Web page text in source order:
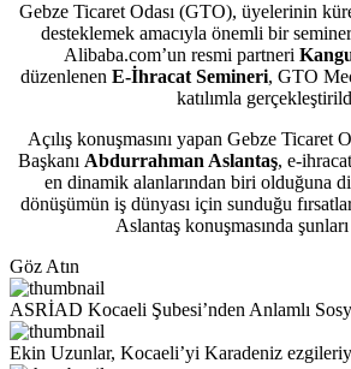
Gebze Ticaret Odası (GTO), üyelerinin
desteklemek amacıyla önemli bir
Alibaba.com’un resmi partneri
düzenlenen E-İhracat Semineri, GTO
katılımla
Açılış konuşmasını yapan Gebze Ticaret
Başkanı Abdurrahman Aslantaş, e-
en dinamik alanlarından biri olduğuna
dönüşümün iş dünyası için sunduğu
Aslantaş konuşmasında
Göz Atın
ASRİAD Kocaeli Şubesi’nden Anlamlı
Ekin Uzunlar, Kocaeli’yi Karadeniz